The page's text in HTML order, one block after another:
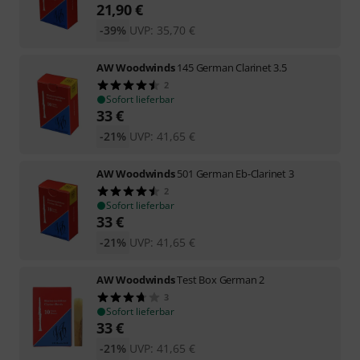
21,90€
UVP: 35,70 €
-39%
AW Woodwinds145 German Clarinet 3.5
2
Sofort lieferbar
33€
UVP: 41,65 €
-21%
AW Woodwinds501 German Eb-Clarinet 3
2
Sofort lieferbar
33€
UVP: 41,65 €
-21%
AW WoodwindsTest Box German 2
3
Sofort lieferbar
33€
UVP: 41,65 €
-21%